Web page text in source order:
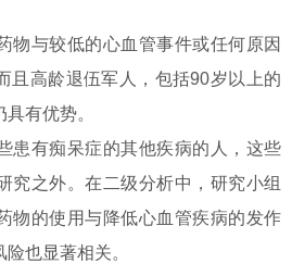
与较低的心血管事件或任何原因
且高龄退伍军人，包括90岁以上的
有优势。
有痴呆症的其他疾病的人，这些
究之外。在二级分析中，研究小组
物的使用与降低心血管疾病的发作
也显著相关。